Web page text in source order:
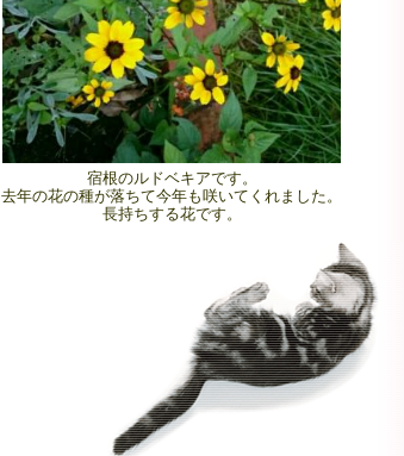
宿根のルドベキアです。
去年の花の種が落ちて今年も咲いてくれました。
長持ちする花です。